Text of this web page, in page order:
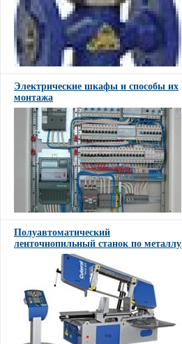
Электрические шкафы и способы их
монтажа
Полуавтоматический
ленточнопильный станок по металлу